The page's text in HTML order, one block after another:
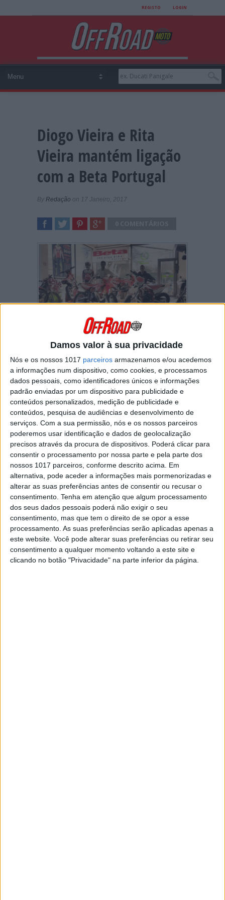
Damos valor à sua privacidade
Nós e os nossos 1017 parceiros armazenamos e/ou acedemos
a informações num dispositivo, como cookies, e processamos
dados pessoais, como identificadores únicos e informações
padrão enviadas por um dispositivo para publicidade e
conteúdos personalizados, medição de publicidade e
conteúdos, pesquisa de audiências e desenvolvimento de
serviços. Com a sua permissão, nós e os nossos parceiros
poderemos usar identificação e dados de geolocalização
precisos através da procura de dispositivos. Poderá clicar para
consentir o processamento por nossa parte e pela parte dos
nossos 1017 parceiros, conforme descrito acima. Em
alternativa, pode aceder a informações mais pormenorizadas e
alterar as suas preferências antes de consentir ou recusar o
consentimento. Tenha em atenção que algum processamento
dos seus dados pessoais poderá não exigir o seu
consentimento, mas que tem o direito de se opor a esse
processamento. As suas preferências serão aplicadas apenas a
este website. Você pode alterar suas preferências ou retirar seu
consentimento a qualquer momento voltando a este site e
clicando no botão "Privacidade" na parte inferior da página.
REGISTO LOGIN
Diogo Vieira e Rita
Vieira mantém ligação
com a Beta Portugal
By Redação on 17 Janeiro, 2017
Com um novo ano a começar a Beta Portugal
anunciou que irá manter a ligação com Diogo e
Rita Vieira. Os dois irmãos que competem
tradicionalmente nos campeonatos nacionais
de enduro e trial estarão assim aos comandos
das motos transalpinas para tentar revalidar os
títulos conquistados o ano transacto. No caso
de Diogo Vieira a ligação com a Beta Portugal
estende-se também à sua participação no
Mundial de SuperEnduro, onde está a competir
pela primeira vez.
Continuar a ler
Beta Portugal
Diogo Vieira
Rita Vieira